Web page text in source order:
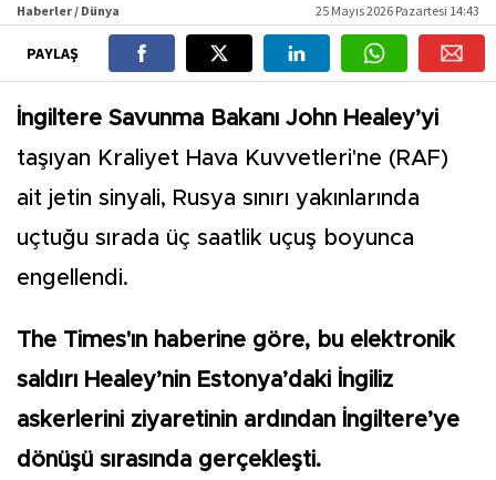
Haberler / Dünya 25 Mayıs 2026 Pazartesi 14:43
PAYLAŞ
İngiltere Savunma Bakanı John Healey’yi
taşıyan Kraliyet Hava Kuvvetleri'ne (RAF)
ait jetin sinyali, Rusya sınırı yakınlarında
uçtuğu sırada üç saatlik uçuş boyunca
engellendi.
The Times'ın haberine göre, bu elektronik
saldırı Healey’nin Estonya’daki İngiliz
askerlerini ziyaretinin ardından İngiltere’ye
dönüşü sırasında gerçekleşti.